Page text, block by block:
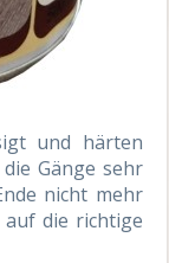
und härten
Gänge sehr
nicht mehr
die richtige